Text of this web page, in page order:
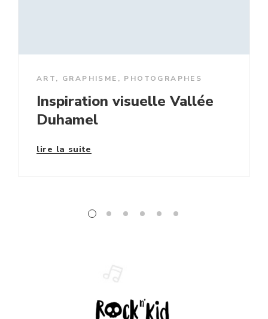
ART, GRAPHISME , PHOTOGRAPHES
Inspiration visuelle Vallée
Duhamel
lire la suite